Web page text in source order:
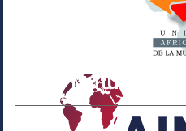
Votre Mutuelle